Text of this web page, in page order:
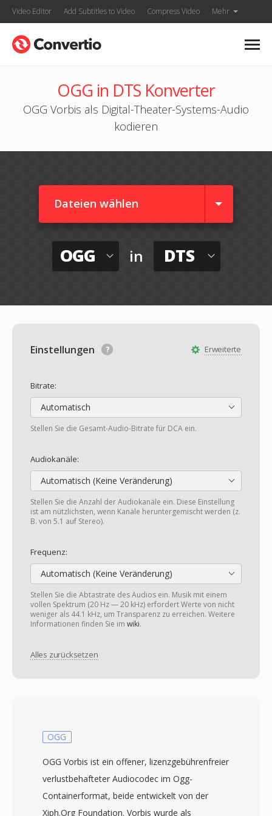
Video Editor Add Subtitles to Video Compress Video Mehr
OGG in DTS Konverter
OGG Vorbis als Digital-Theater-Systems-Audio
kodieren
Dateien wählen
OGG in DTS
Erweiterte
Einstellungen
Bitrate:
Automatisch
Stellen Sie die Gesamt-Audio-Bitrate für DCA ein.
Audiokanäle:
Automatisch (Keine Veränderung)
Stellen Sie die Anzahl der Audiokanäle ein. Diese Einstellung
ist am nützlichsten, wenn Kanäle heruntergemischt werden (z.
B. von 5.1 auf Stereo).
Frequenz:
Automatisch (Keine Veränderung)
Stellen Sie die Abtastrate des Audios ein. Musik mit einem
vollen Spektrum (20 Hz — 20 kHz) erfordert Werte von nicht
weniger als 44.1 kHz, um Transparenz zu erreichen. Weitere
Informationen finden Sie im wiki.
Alles zurücksetzen
OGG
OGG Vorbis ist ein offener, lizenzgebührenfreier
verlustbehafteter Audiocodec im Ogg-
Containerformat, beide entwickelt von der
Xiph.Org Foundation. Vorbis wurde als